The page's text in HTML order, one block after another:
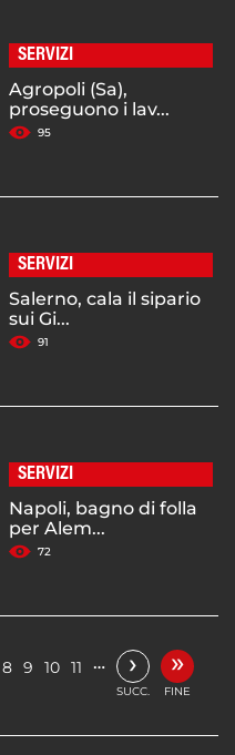
SERVIZI
Agropoli (Sa),
proseguono i lav...
95
SERVIZI
Salerno, cala il sipario
sui Gi...
91
SERVIZI
Napoli, bagno di folla
per Alem...
72
8 9 10 11 … ›
SUCC.
»
FINE